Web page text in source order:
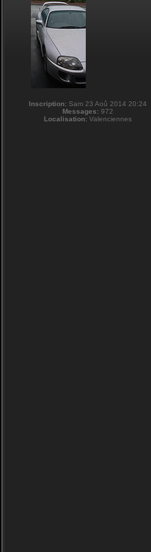
Inscription: Sam 23 Aoû 2014 20:24
Messages: 972
Localisation: Valenciennes